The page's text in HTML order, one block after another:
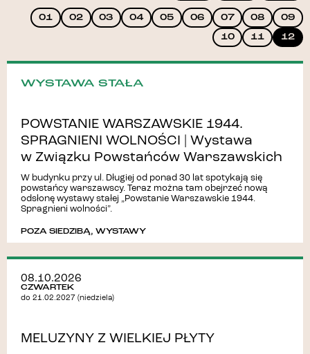
01 02 03 04 05 06 07 08
09
10
11 12
WYSTAWA STAŁA
POWSTANIE WARSZAWSKIE 1944.
SPRAGNIENI WOLNOŚCI | Wystawa
w Związku Powstańców Warszawskich
W budynku przy ul. Długiej od ponad 30 lat spotykają się
powstańcy warszawscy. Teraz można tam obejrzeć nową
odsłonę wystawy stałej „Powstanie Warszawskie 1944.
Spragnieni wolności”.
POZA SIEDZIBĄ, WYSTAWY
08.10.2026
CZWARTEK
do 21.02.2027 (niedziela)
MELUZYNY Z WIELKIEJ PŁYTY